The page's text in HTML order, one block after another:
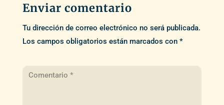
Enviar comentario
Tu dirección de correo electrónico no será publicada.
Los campos obligatorios están marcados con *